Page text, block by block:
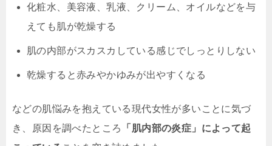
化粧水、美容液、乳液、クリーム、オイルなどを与
えても肌が乾燥する
肌の内部がスカスカしている感じでしっとりしない
乾燥すると赤みやかゆみが出やすくなる
などの肌悩みを抱えている現代女性が多いことに気づ
き、原因を調べたところ
「肌内部の炎症」によって起